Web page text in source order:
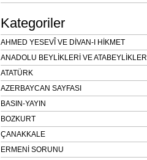
Kategoriler
AHMED YESEVÎ VE DİVAN-I HİKMET
ANADOLU BEYLİKLERİ VE ATABEYLİKLER
ATATÜRK
AZERBAYCAN SAYFASI
BASIN-YAYIN
BOZKURT
ÇANAKKALE
ERMENİ SORUNU